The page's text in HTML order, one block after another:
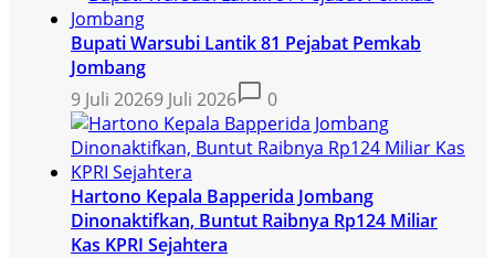
Bupati Warsubi Lantik 81 Pejabat Pemkab
Jombang
9 Juli 20269 Juli 2026 0
Hartono Kepala Bapperida Jombang
Dinonaktifkan, Buntut Raibnya Rp124 Miliar
Kas KPRI Sejahtera